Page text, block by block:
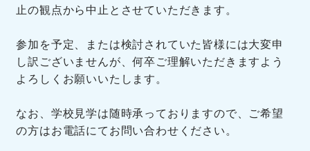
止の観点から中止とさせていただきます。
参加を予定、または検討されていた皆様には大変申
し訳ございませんが、何卒ご理解いただきますよう
よろしくお願いいたします。
なお、学校見学は随時承っておりますので、ご希望
の方はお電話にてお問い合わせください。